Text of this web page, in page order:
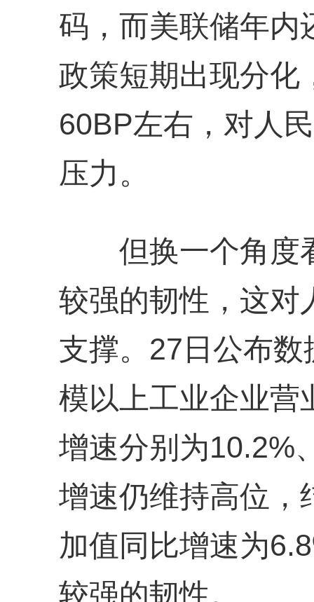
码，而美联储年内
政策短期出现分化
60BP左右，对人
压力。
但换一个角度
较强的韧性，这对
支撑。27日公布
模以上工业企业营
增速分别为10.2%
增速仍维持高位，
加值同比增速为
较强的韧性。